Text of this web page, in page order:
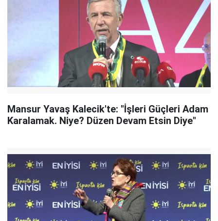
Mansur Yavaş Kalecik'te: "İşleri Güçleri Adam
Karalamak. Niye? Düzen Devam Etsin Diye"